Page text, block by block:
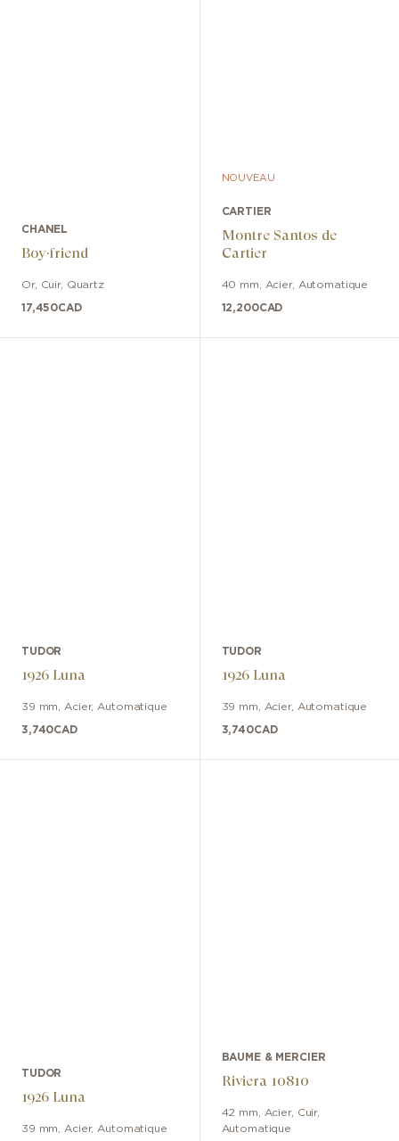
CHANEL
Boy·friend
Or, Cuir, Quartz
17,450CAD
NOUVEAU
CARTIER
Montre Santos de
Cartier
40 mm Acier, Automatique
12,200CAD
TUDOR
1926 Luna
39 mm Acier, Automatique
3,740CAD
TUDOR
1926 Luna
39 mm Acier, Automatique
3,740CAD
TUDOR
1926 Luna
39 mm Acier, Automatique
BAUME & MERCIER
Riviera 10810
42 mm Acier, Cuir,
Automatique